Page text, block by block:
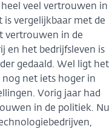
veel vertrouwen in
vergelijkbaar met de
vertrouwen in de
en het bedrijfsleven is
gedaald. Wel ligt het
net iets hoger in
Vorig jaar had
in de politiek. Nu